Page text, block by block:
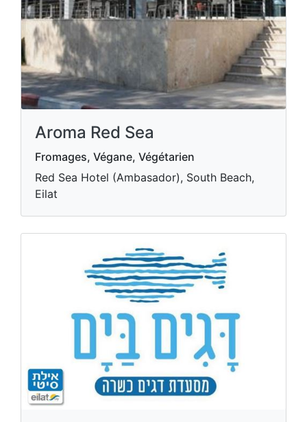
Aroma Red Sea
Fromages, Végane, Végétarien
Red Sea Hotel (Ambasador), South Beach,
Eilat